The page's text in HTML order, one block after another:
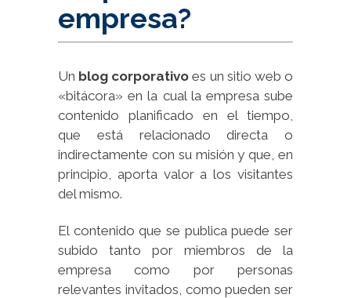
empresa?
Un blog corporativoes un sitio web o
«bitácora» en la cual la empresa sube
contenido planificado en el tiempo,
que está relacionado directa o
indirectamente con su misión y que, en
principio, aporta valor a los visitantes
del mismo.
El contenido que se publica puede ser
subido tanto por miembros de la
empresa como por personas
relevantes invitados, como pueden ser